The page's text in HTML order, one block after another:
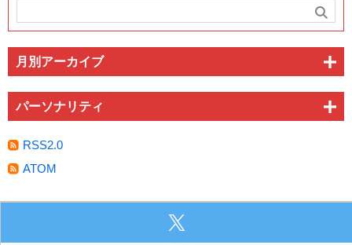
月別アーカイブ
パーソナリティ
RSS2.0
ATOM